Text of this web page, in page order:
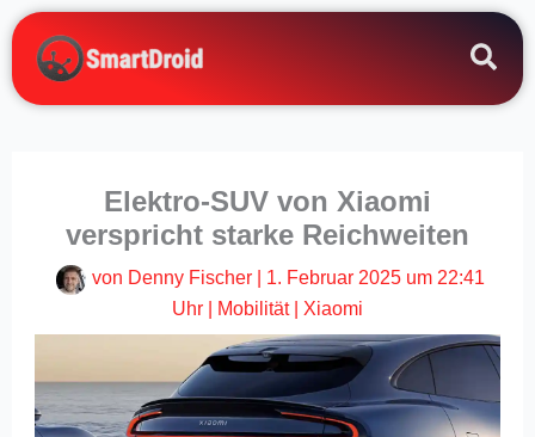
Zum
Inhalt
springen
Elektro-SUV von Xiaomi
verspricht starke Reichweiten
von Denny Fischer
1. Februar 2025 um 22:41
Uhr
Mobilität| Xiaomi